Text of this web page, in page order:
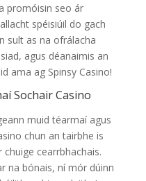
promóisin seo ár
spéisiúil do gach
sult as na ofrálacha
agus déanaimis an
ama ag Spinsy Casino!
Sochair Casino
muid téarmaí agus
chun an tairbhe is
cearrbhachais.
na bónais, ní mór dúinn